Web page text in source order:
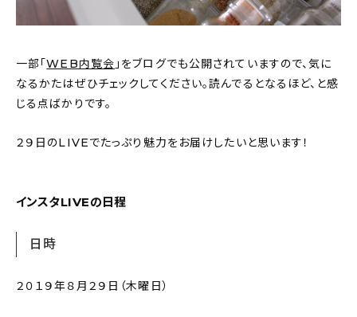
一部「WEB内覧会 」をブログでも公開されていますので、気に
なるかたはぜひチェックしてください。読んでるとなるほど、と感
じる点ばかりです。
２９日のLIVEでたっぷり魅力をお届けしたいと思います！
インスタLIVEの日程
日時
２０１９年８月２９日（木曜日）